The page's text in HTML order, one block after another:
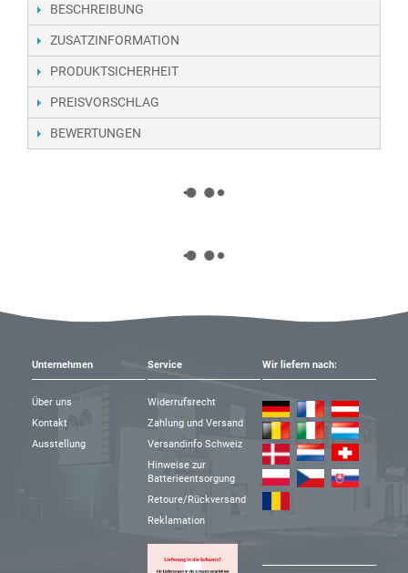
BESCHREIBUNG
ZUSATZINFORMATION
PRODUKTSICHERHEIT
PREISVORSCHLAG
BEWERTUNGEN
Unternehmen
Über uns
Kontakt
Ausstellung
Service
Widerrufsrecht
Zahlung und Versand
Versandinfo Schweiz
Hinweise zur
Batterieentsorgung
Retoure/Rückversand
Reklamation
Wir liefern nach: